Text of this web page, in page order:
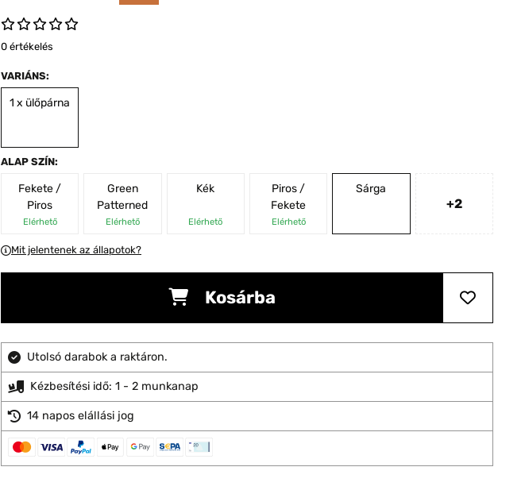
0 értékelés
VARIÁNS:
1 x ülőpárna
ALAP SZÍN:
Fekete /
Piros
Elérhető
Green
Patterned
Elérhető
Kék
Elérhető
Piros /
Fekete
Elérhető
Sárga
+2
Mit jelentenek az állapotok?
Kosárba
Utolsó darabok a raktáron.
Kézbesítési idő: 1 - 2 munkanap
14 napos elállási jog